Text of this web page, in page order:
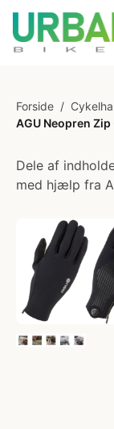
Forside /
AGU Neopren
Dele af
med hjælp fra